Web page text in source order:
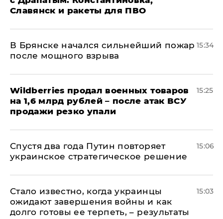
Славянск и ракеты для ПВО
В Брянске начался сильнейший пожар
после мощного взрыва
15:34
​Wildberries продал военных товаров
на 1,6 млрд рублей – после атак ВСУ
продажи резко упали
15:25
Спустя два года Путин повторяет
украинское стратегическое решение
15:06
Стало известно, когда украинцы
ожидают завершения войны и как
долго готовы ее терпеть, – результаты
15:03